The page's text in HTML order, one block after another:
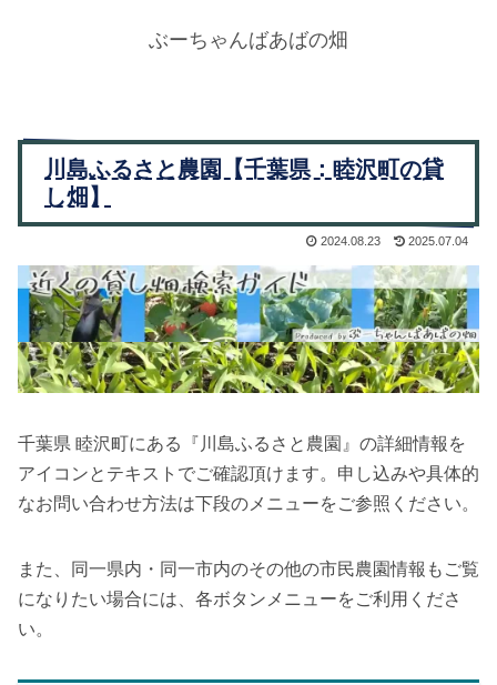
ぶーちゃんばあばの畑
川島ふるさと農園【千葉県：睦沢町の貸
し畑】
2024.08.23 2025.07.04
千葉県 睦沢町にある『川島ふるさと農園』の詳細情報を
アイコンとテキストでご確認頂けます。申し込みや具体的
なお問い合わせ方法は下段のメニューをご参照ください。
また、同一県内・同一市内のその他の市民農園情報もご覧
になりたい場合には、各ボタンメニューをご利用くださ
い。